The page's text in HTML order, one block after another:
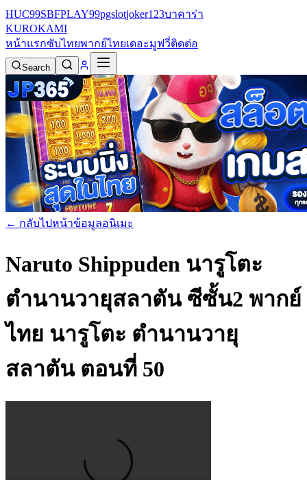
HUC99SBFPLAY99pgslotjoker123บาคาร่า
KUROKAMI
หน้าแรกซับไทยพากย์ไทยเดอะมูฟวี่ติดต่อ
Search
← กลับไปหน้าข้อมูลอนิเมะ
Naruto Shippuden นารูโตะ
ตำนานวายุสลาตัน ซีซั้น2 พากย์
ไทย นารูโตะ ตำนานวายุ
สลาตัน ตอนที่ 50